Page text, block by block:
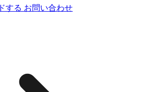
する お問い合わせ